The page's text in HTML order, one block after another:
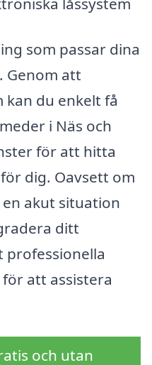
som passar dina
Genom att
du enkelt få
i Näs och
för att hitta
dig. Oavsett om
akut situation
ditt
professionella
att assistera
och utan